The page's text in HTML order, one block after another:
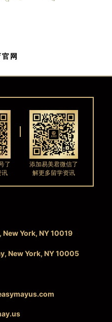
网
New York, NY 10019
New York, NY 10005
了
讯
添加易美君微信了
解更多留学资讯